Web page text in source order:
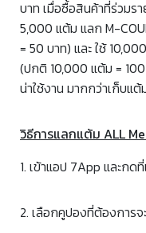
บาท เมื่อซื้อสินค้าที่ร่วมร
5,000 แต้ม แลก M-
= 50 บาท) และ ใช้
(ปกติ 10,000 แต้ม =
น่าใช้งาน มากกว่าเก็บแต้
วิธีการแลกแต้ม ALL
1. เข้าแอป 7App และก
2. เลือกคูปองที่ต้องการจ